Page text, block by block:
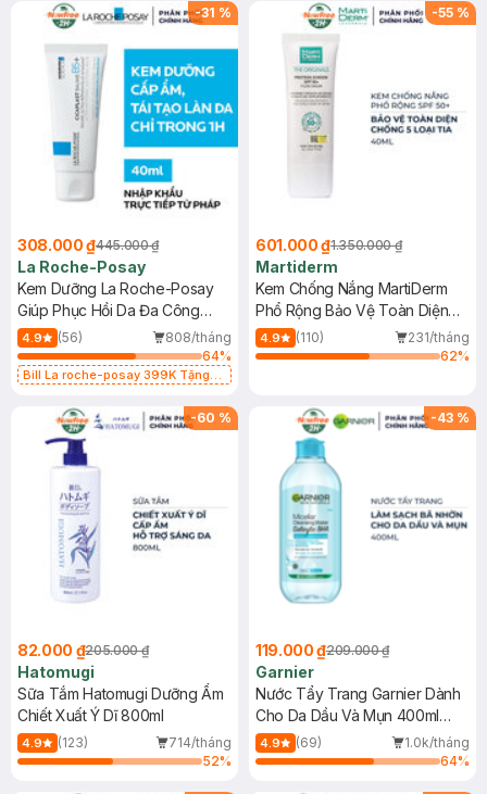
-31 %
308.000 ₫445.000 ₫
La Roche-Posay
Kem Dưỡng La Roche-Posay
Giúp Phục Hồi Da Đa Công
Dụng 40ml
4.9 (56)
808/tháng
64%
Bill La roche-posay 399K Tặng
(SL có hạn)
-55 %
601.000 ₫1.350.000 ₫
Martiderm
Kem Chống Nắng MartiDerm
Phổ Rộng Bảo Vệ Toàn Diện
40ml
4.9 (110)
231/tháng
62%
-60 %
82.000 ₫205.000 ₫
Hatomugi
Sữa Tắm Hatomugi Dưỡng Ẩm
Chiết Xuất Ý Dĩ 800ml
4.9 (123)
714/tháng
52%
-43 %
119.000 ₫209.000 ₫
Garnier
Nước Tẩy Trang Garnier Dành
Cho Da Dầu Và Mụn 400ml
(Mới)
4.9 (69)
1.0k/tháng
64%